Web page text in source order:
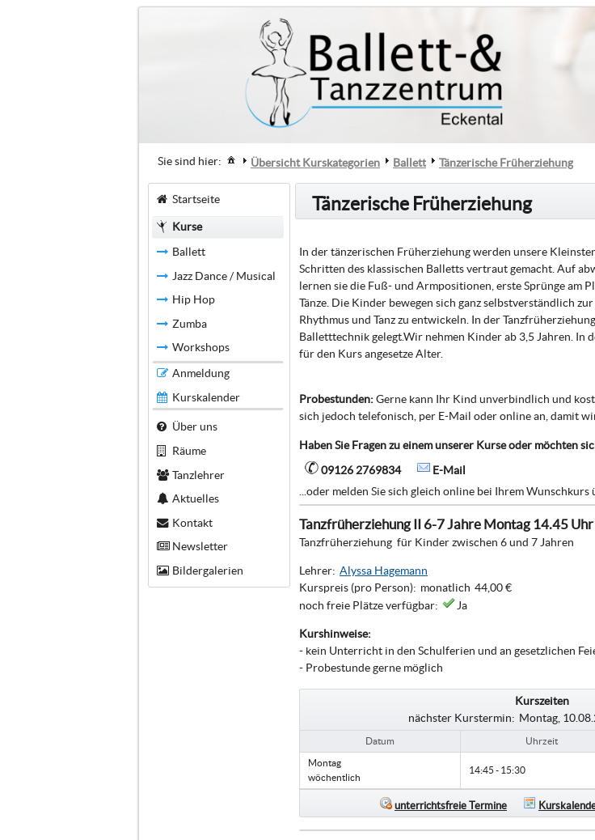
Sie sind hier: Übersicht Kurskategorien Ballett Tänzerische Früherziehung
Startseite
Kurse
Ballett
Jazz Dance / Musical
Hip Hop
Zumba
Workshops
Anmeldung
Kurskalender
Über uns
Räume
Tanzlehrer
Aktuelles
Kontakt
Newsletter
Bildergalerien
Tänzerische Früherziehung
In der tänzerischen Früherziehung werden unsere
Schritten des klassischen Balletts vertraut gemacht. Auf
lernen sie die Fuß- und Armpositionen, erste Sprünge am
Tänze. Die Kinder bewegen sich ganz selbstverständlich
Rhythmus und Tanz zu entwickeln. In der
Balletttechnik gelegt.Wir nehmen Kinder ab 3,5 Jahren. In
für den Kurs angesetze Alter.
Probestunden:Gerne kann Ihr Kind unverbindlich und
sich jedoch telefonisch, per E-Mail oder online an, damit
Haben Sie Fragen zu einem unserer Kurse oder möchten
09126 2769834
E-Mail
...oder melden Sie sich gleich online bei Ihrem Wunschkurs
Tanzfrüherziehung II 6-7 Jahre Montag 14.45 Uhr
Tanzfrüherziehung für Kinder zwischen 6 und 7 Jahren
Lehrer: Alyssa Hagemann
Kurspreis (pro Person): monatlich 44,00 €
noch freie Plätze verfügbar:
Ja
Kurshinweise:
- kein Unterricht in den Schulferien und an gesetzlichen
- Probestunde gerne möglich
Kurszeiten
nächster Kurstermin: Montag,
Datum Uhrzeit
Montag
wöchentlich
14:45 - 15:30
unterrichtsfreie Termine